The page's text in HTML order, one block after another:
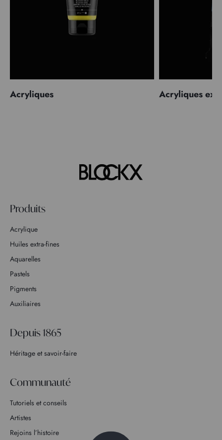
Acryliques Acryliques
Produits
Acrylique
Huiles extra-fines
Aquarelles
Pastels
Pigments
Auxiliaires
Depuis 1865
Héritage et savoir-faire
Communauté
Tutoriels et conseils
Artistes
Rejoins l’histoire